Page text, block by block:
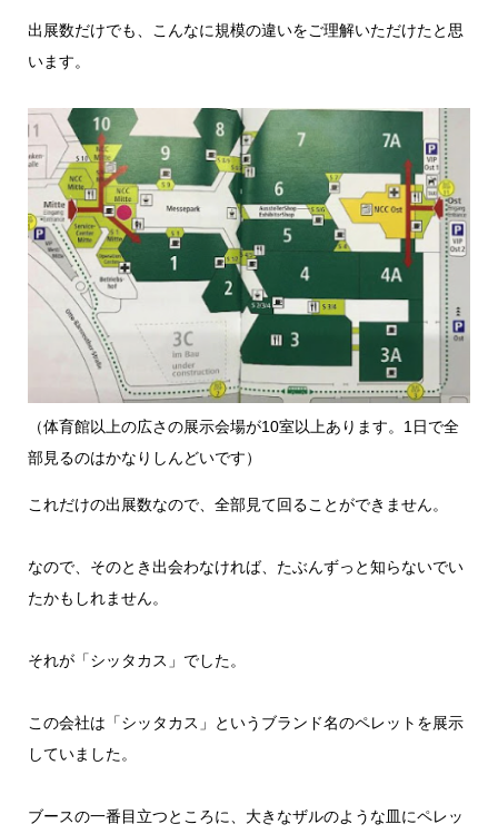
出展数だけでも、こんなに規模の違いをご理解いただけたと思
います。
（体育館以上の広さの展示会場が10室以上あります。1日で全
部見るのはかなりしんどいです）
これだけの出展数なので、全部見て回ることができません。
なので、そのとき出会わなければ、たぶんずっと知らないでい
たかもしれません。
それが「シッタカス」でした。
この会社は「シッタカス」というブランド名のペレットを展示
していました。
ブースの一番目立つところに、大きなザルのような皿にペレッ